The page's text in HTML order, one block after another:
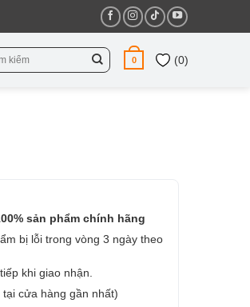
0 (0)
sản phẩm chính hãng
bị lỗi trong vòng 3 ngày theo
khi giao nhận.
cửa hàng gần nhất)